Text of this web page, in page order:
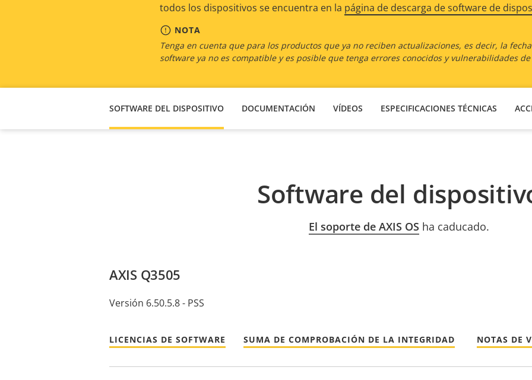
todos los dispositivos se encuentra en la página de descarga de software de
NOTA
Tenga en cuenta que para los productos que ya no reciben actualizaciones, es decir, la
software ya no es compatible y es posible que tenga errores conocidos y vulnerabilidades
SOFTWARE DEL DISPOSITIVO DOCUMENTACIÓN VÍDEOS ESPECIFICACIONES TÉCNICAS
Software del
El soporte de AXIS OS ha caducado.
AXIS Q3505
Versión 6.50.5.8 - PSS
LICENCIAS DE SOFTWARE SUMA DE COMPROBACIÓN DE LA INTEGRIDAD NOTAS DE